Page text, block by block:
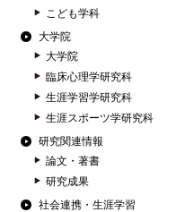
こども学科
大学院
大学院
臨床心理学研究科
生涯学習学研究科
生涯スポーツ学研究科
研究関連情報
論文・著書
研究成果
社会連携・生涯学習